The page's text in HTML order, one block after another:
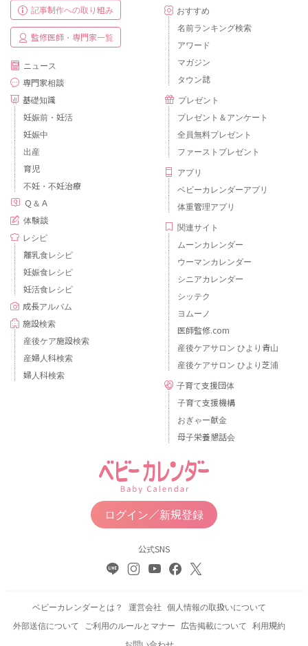
記事制作への取り組み
監修医師・専門家一覧
ニュース
専門家相談
基礎知識
妊娠前・妊活
妊娠中
出産
育児
不妊・不妊治療
Ｑ＆Ａ
体験談
レシピ
離乳食レシピ
妊娠食レシピ
妊活食レシピ
成長アルバム
施設検索
産後ケア施設検索
産婦人科検索
婦人科検索
おすすめ
名前ランキング検索
アワード
マガジン
タウン誌
プレゼント
プレゼント＆アンケート
全員無料プレゼント
ファーストプレゼント
アプリ
ベビーカレンダーアプリ
体重管理アプリ
関連サイト
ムーンカレンダー
ウーマンカレンダー
シニアカレンダー
シッテク
ヨムーノ
医師監修.com
産後ケアサロン ひより青山
産後ケアサロン ひより芝浦
子育て支援団体
子育て支援機構
おぎゃー献金
母子栄養懇話会
ログイン／新規登録
公式SNS
ベビーカレンダーとは？ 運営会社 個人情報の取扱いについて
外部送信について
ご利用のルールとマナー 広告掲載について 利用規約
お問い合わせ